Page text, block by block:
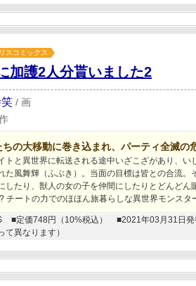
スコミックス
加護2人分貰いました2
/ 画
ちの大移動に巻き込まれ、パーティ全滅の
トと異世界に転送される途中いざこざがあり、
た風舞輝（ふぶき）。当面の目標は皆との合流。
したり、獣人の女の子を仲間にしたりとどんどん
チートの力でのほほん旅暮らしな異世界モンスタ
■定価748円（10%税込）
■2021年03月31日
て異なります）